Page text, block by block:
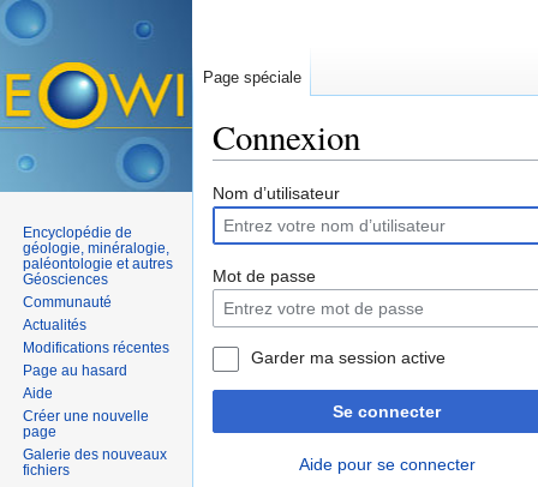
Connexion
Nom d’utilisateur
Mot de passe
Garder ma session active
Se connecter
Aide pour se connecter
Page spéciale
Encyclopédie de
géologie, minéralogie,
paléontologie et autres
Géosciences
Communauté
Actualités
Modifications récentes
Page au hasard
Aide
Créer une nouvelle
page
Galerie des nouveaux
fichiers